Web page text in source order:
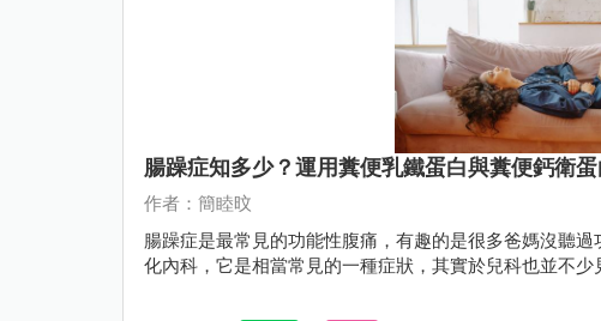
腸躁症知多少？運用糞便乳鐵蛋白與糞便鈣衛蛋
作者：簡睦旼
腸躁症是最常見的功能性腹痛，有趣的是很多爸媽沒聽
化內科，它是相當常見的一種症狀，其實於兒科也並不少